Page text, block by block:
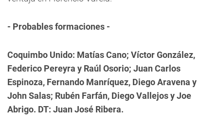
- Probables formaciones -
Coquimbo Unido: Matías Cano; Víctor González,
Federico Pereyra y Raúl Osorio; Juan Carlos
Espinoza, Fernando Manríquez, Diego Aravena y
John Salas; Rubén Farfán, Diego Vallejos y Joe
Abrigo. DT: Juan José Ribera.